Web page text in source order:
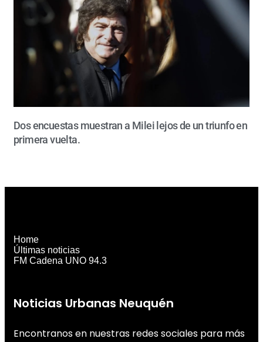
Dos encuestas muestran a Milei lejos de un triunfo en
primera vuelta.
Noticias Urbanas Neuquén
Encontranos en nuestras redes sociales para más
Home
Últimas noticias
FM Cadena UNO 94.3